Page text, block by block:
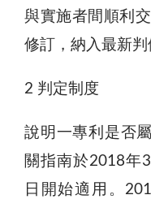
與實施者間順利
修訂，納入最新判
2 判定制度
說明一專利是否
關指南於2018年
日開始適用。